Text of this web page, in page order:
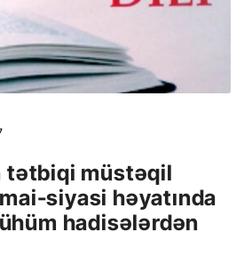
tətbiqi müstəqil
siyasi həyatında
hadisələrdən